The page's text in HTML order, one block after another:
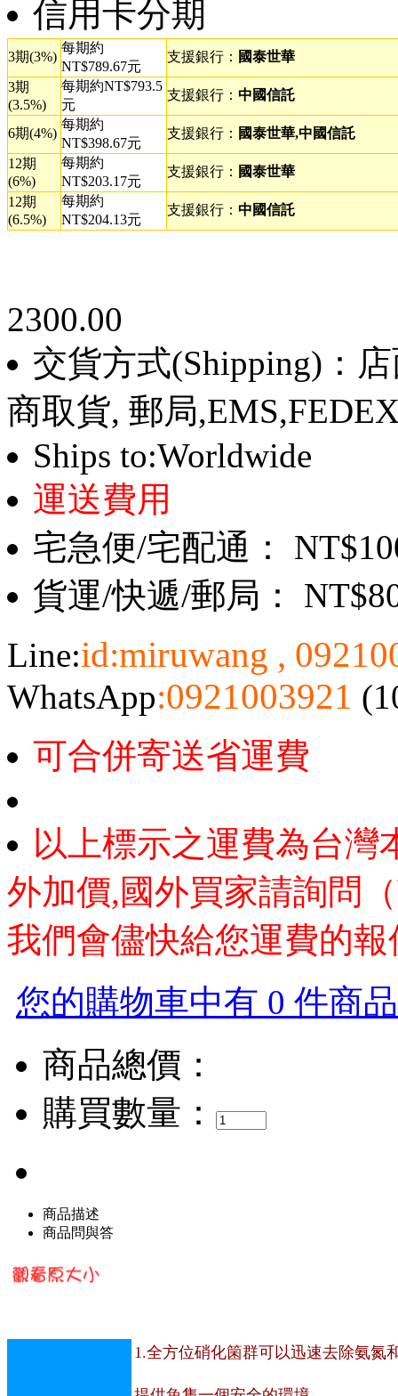
信用卡分期
3期(3%)
每期約
NT$789.67元
支援銀行： 國泰世華
3期
(3.5%)
每期約NT$793.5
元
支援銀行： 中國信託
6期(4%)
每期約
NT$398.67元
支援銀行： 國泰世華,中國信託
12期
(6%)
每期約
NT$203.17元
支援銀行： 國泰世華
12期
(6.5%)
每期約
NT$204.13元
支援銀行： 中國信託
2300.00
交貨方式(Shipping)：
商取貨, 郵局
Ships to:Worldwide
運送費用
宅急便/宅配通：
貨運/快遞/郵局：
Line:id:miruwang ,
WhatsApp:0921003921
可合併寄送省運費
以上標示之運費為台灣
外加價,國外買家請詢問
我們會儘快給您運費的報
您的購物車中有 0 件商
商品總價：
購買數量：
商品描述
商品問與答
1.全方位硝化箘群可以迅速去除氨氮